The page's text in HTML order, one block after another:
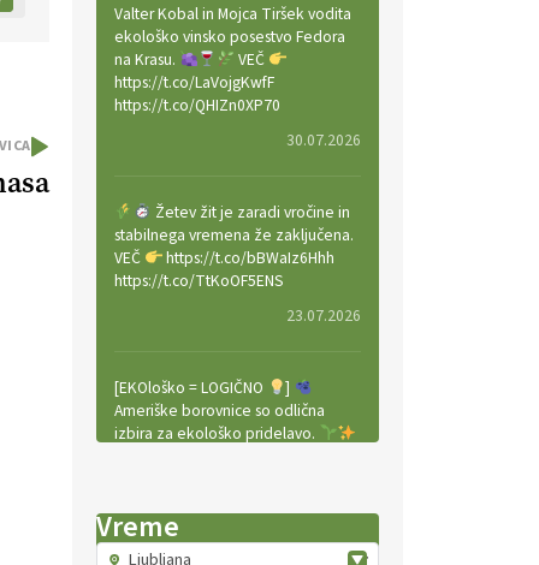
Valter Kobal in Mojca Tiršek vodita
ekološko vinsko posestvo Fedora
na Krasu.
VEČ
https://t.co/LaVojgKwfF
https://t.co/QHIZn0XP70
30.07.2026
Žetev žit je zaradi vročine in
stabilnega vremena že zaključena.
VEČ
https://t.co/bBWaIz6Hhh
https://t.co/TtKoOF5ENS
23.07.2026
[EKOloško = LOGIČNO
]
Ameriške borovnice so odlična
izbira za ekološko pridelavo.
22.07.2026
Vreme
Ljubljana